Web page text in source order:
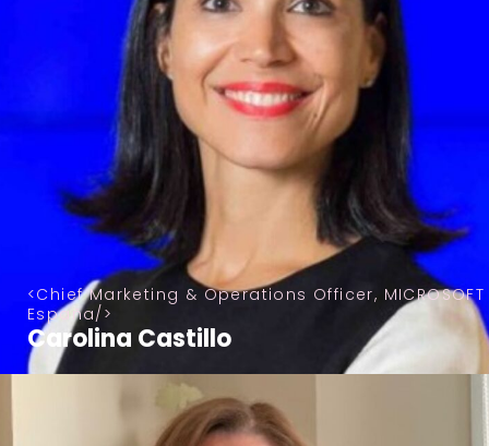
Chief Marketing & Operations Officer, MICROSOFT
España
Carolina Castillo